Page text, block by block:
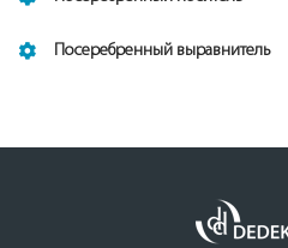
Посеребренный выравнитель